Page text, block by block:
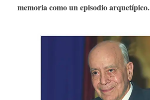
memoria como un episodio arquetípico.